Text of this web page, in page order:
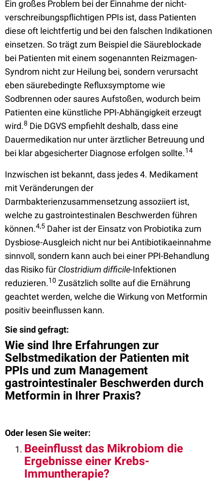
Ein großes Problem bei der Einnahme der nicht-
verschreibungspflichtigen PPIs ist, dass Patienten
diese oft leichtfertig und bei den falschen Indikationen
einsetzen. So trägt zum Beispiel die Säureblockade
bei Patienten mit einem sogenannten Reizmagen-
Syndrom nicht zur Heilung bei, sondern verursacht
eben säurebedingte Refluxsymptome wie
Sodbrennen oder saures Aufstoßen, wodurch beim
Patienten eine künstliche PPI-Abhängigkeit erzeugt
wird.8 Die DGVS empfiehlt deshalb, dass eine
Dauermedikation nur unter ärztlicher Betreuung und
bei klar abgesicherter Diagnose erfolgen sollte.14
Inzwischen ist bekannt, dass jedes 4. Medikament
mit Veränderungen der
Darmbakterienzusammensetzung assoziiert ist,
welche zu gastrointestinalen Beschwerden führen
können.4,5 Daher ist der Einsatz von Probiotika zum
Dysbiose-Ausgleich nicht nur bei Antibiotikaeinnahme
sinnvoll, sondern kann auch bei einer PPI-Behandlung
das Risiko für Clostridium difficile-Infektionen
reduzieren.10 Zusätzlich sollte auf die Ernährung
geachtet werden, welche die Wirkung von Metformin
positiv beeinflussen kann.
Sie sind gefragt:
Wie sind Ihre Erfahrungen zur
Selbstmedikation der Patienten mit
PPIs und zum Management
gastrointestinaler Beschwerden durch
Metformin in Ihrer Praxis?
Oder lesen Sie weiter:
Beeinflusst das Mikrobiom die
Ergebnisse einer Krebs-
Immuntherapie?